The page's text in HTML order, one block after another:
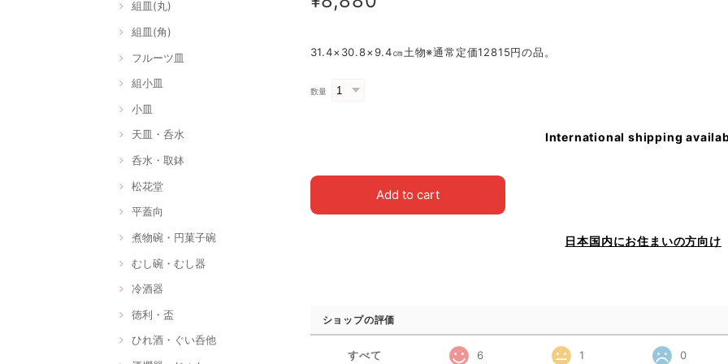
組皿(丸)
組皿(角)
フルーツ皿
組小皿
小皿
天皿・呑水
呑水・取鉢
松花堂
平蓋向
煮物碗・円菓子碗
むし碗・むし器
冷酒器
徳利・盃
ひれ酒・ぐい呑他
31.4×30.8×9.4㎝土物※通常定価12815円の品。
数量
International shipping
Add to cart
日本国内にお住まいの方向け
ショップの評価
すべて 6 1 0